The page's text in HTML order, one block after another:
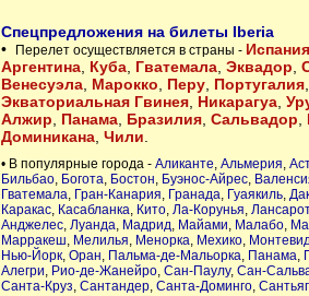
Спецпредложения на билеты Iberia
•
Перелет осуществляется в страны - Испания
Аргентина, Куба, Гватемала, Эквадор
Венесуэла, Марокко Перу, Португалия,
Экваториальная Гвинея, Никарагуа,
Алжир
Панама, Бразилия, Сальвадор
Доминикана, Чили
• В популярные города - Аликанте, Альмерия,
Бильбао, Богота, Бостон, Буэнос-Айрес,
Гватемала, Гран-Канария, Гранада, Гуаякиль,
Каракас, Касабланка, Кито, Ла-Корунья,
Анджелес, Луанда, Мадрид, Майами, Малабо,
Марракеш, Мелилья, Менорка, Мехико,
Нью-Йорк, Оран, Пальма-де-Мальорка, Панама,
Алегри, Рио-де-Жанейро, Сан-Паулу, Сан-
Санта-Круз, Сантандер, Санта-Доминго,